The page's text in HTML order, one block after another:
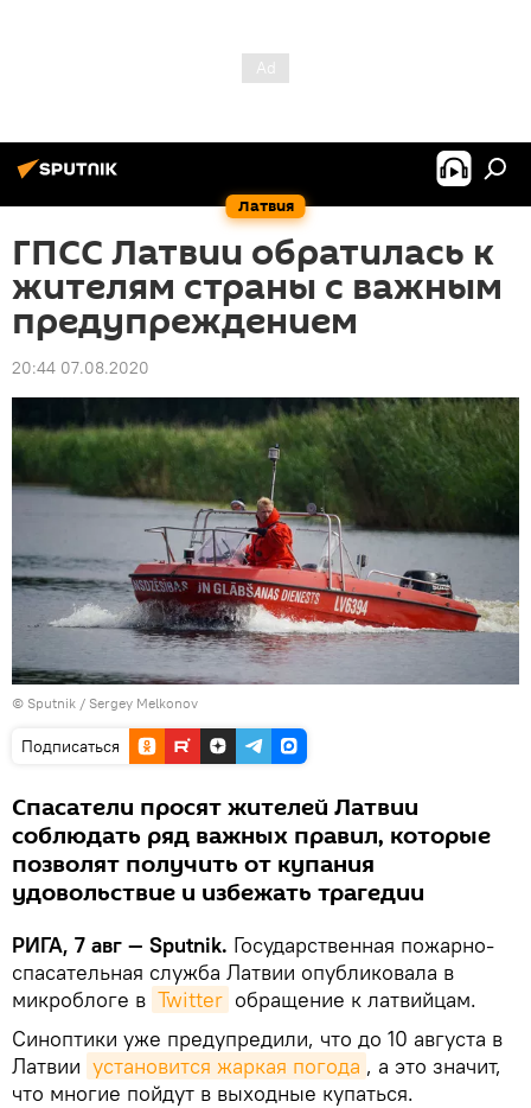
Латвия
ГПСС Латвии обратилась к
жителям страны с важным
предупреждением
20:44 07.08.2020
© Sputnik / Sergey Melkonov
Подписаться
Спасатели просят жителей Латвии
соблюдать ряд важных правил, которые
позволят получить от купания
удовольствие и избежать трагедии
РИГА, 7 авг — Sputnik. Государственная пожарно-
спасательная служба Латвии опубликовала в
микроблоге в Twitter обращение к латвийцам.
Синоптики уже предупредили, что до 10 августа в
Латвии установится жаркая погода , а это значит,
что многие пойдут в выходные купаться.